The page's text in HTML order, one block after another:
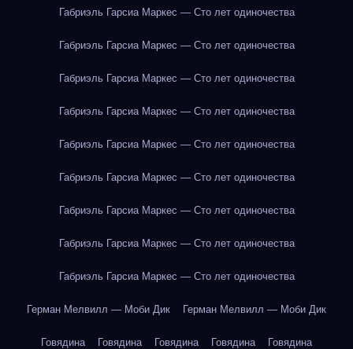
Габриэль Гарсиа Маркес — Сто лет одиночества
Габриэль Гарсиа Маркес — Сто лет одиночества
Габриэль Гарсиа Маркес — Сто лет одиночества
Габриэль Гарсиа Маркес — Сто лет одиночества
Габриэль Гарсиа Маркес — Сто лет одиночества
Габриэль Гарсиа Маркес — Сто лет одиночества
Габриэль Гарсиа Маркес — Сто лет одиночества
Габриэль Гарсиа Маркес — Сто лет одиночества
Габриэль Гарсиа Маркес — Сто лет одиночества
Герман Мелвилл — Моби Дик Герман Мелвилл — Моби Дик
Говядина Говядина Говядина Говядина Говядина